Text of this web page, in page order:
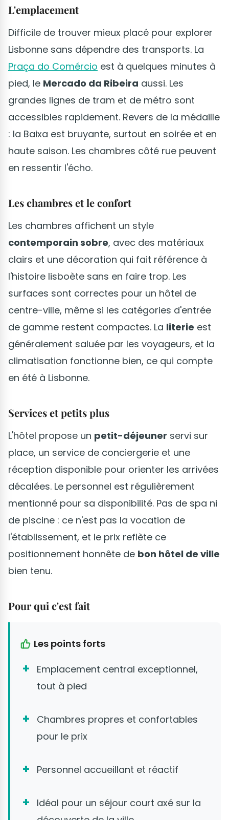
L'emplacement
Difficile de trouver mieux placé pour explorer
Lisbonne sans dépendre des transports. La
Praça do Comércio est à quelques minutes à
pied, le Mercado da Ribeira aussi. Les
grandes lignes de tram et de métro sont
accessibles rapidement. Revers de la médaille
: la Baixa est bruyante, surtout en soirée et en
haute saison. Les chambres côté rue peuvent
en ressentir l'écho.
Les chambres et le confort
Les chambres affichent un style
contemporain sobre, avec des matériaux
clairs et une décoration qui fait référence à
l'histoire lisboète sans en faire trop. Les
surfaces sont correctes pour un hôtel de
centre-ville, même si les catégories d'entrée
de gamme restent compactes. La literie est
généralement saluée par les voyageurs, et la
climatisation fonctionne bien, ce qui compte
en été à Lisbonne.
Services et petits plus
L'hôtel propose un petit-déjeuner servi sur
place, un service de conciergerie et une
réception disponible pour orienter les arrivées
décalées. Le personnel est régulièrement
mentionné pour sa disponibilité. Pas de spa ni
de piscine : ce n'est pas la vocation de
l'établissement, et le prix reflète ce
positionnement honnête de bon hôtel de ville
bien tenu.
Pour qui c'est fait
Les points forts
Emplacement central exceptionnel,
tout à pied
Chambres propres et confortables
pour le prix
Personnel accueillant et réactif
Idéal pour un séjour court axé sur la